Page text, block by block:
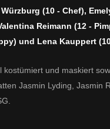
(10 - Chef),
Reimann (12 -
und Lena Kauppert
kostümiert und maskiert
Jasmin Lyding, Jasmin